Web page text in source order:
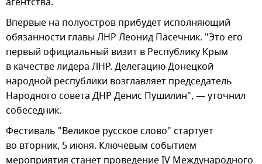
Впервые на полуостров прибудет исполняющий
обязанности главы ЛНР Леонид Пасечник. "Это его
первый официальный визит в Республику Крым
в качестве лидера ЛНР. Делегацию Донецкой
народной республики возглавляет председатель
Народного совета ДНР Денис Пушилин", — уточнил
собеседник.
Фестиваль "Великое русское слово" стартует
во вторник, 5 июня. Ключевым событием
мероприятия станет проведение IV Международного